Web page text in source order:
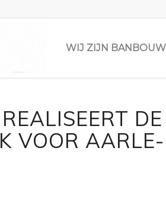
WIJ ZIJN BANBOUW
VOOR